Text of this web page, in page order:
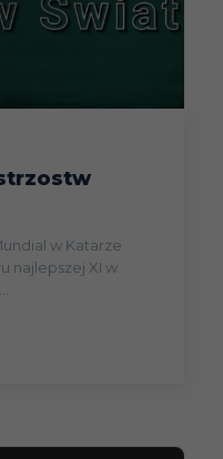
w Katarze
najlepszej XI w